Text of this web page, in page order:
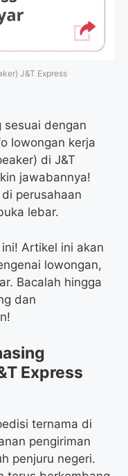
J&T Express
sesuai dengan
lowongan kerja
di J&T
jawabannya!
perusahaan
lebar.
Artikel ini akan
lowongan,
Bacalah hingga
dan
Express
ternama di
pengiriman
penjuru negeri.